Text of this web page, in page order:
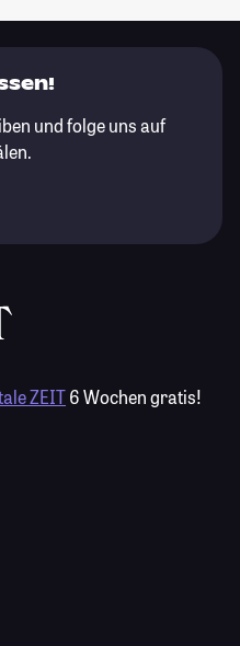
und folge uns auf
ZEIT6 Wochen gratis!